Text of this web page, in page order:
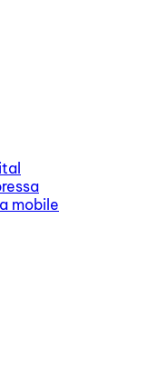
mobile